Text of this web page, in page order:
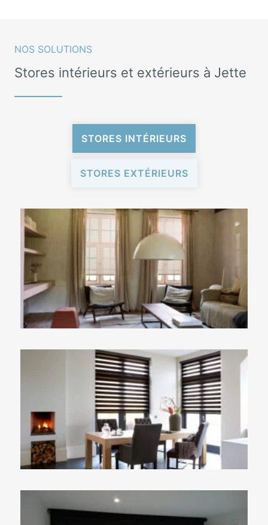
NOS SOLUTIONS
Stores intérieurs et extérieurs à Jette
STORES INTÉRIEURS
STORES EXTÉRIEURS